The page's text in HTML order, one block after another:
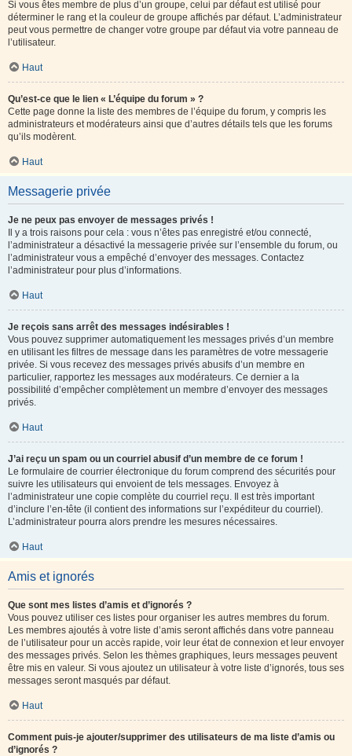
Si vous êtes membre de plus d’un groupe, celui par défaut est utilisé pour
déterminer le rang et la couleur de groupe affichés par défaut. L’administrateur
peut vous permettre de changer votre groupe par défaut via votre panneau de
l’utilisateur.
Haut
Qu’est-ce que le lien « L’équipe du forum » ?
Cette page donne la liste des membres de l’équipe du forum, y compris les
administrateurs et modérateurs ainsi que d’autres détails tels que les forums
qu’ils modèrent.
Haut
Messagerie privée
Je ne peux pas envoyer de messages privés !
Il y a trois raisons pour cela : vous n’êtes pas enregistré et/ou connecté,
l’administrateur a désactivé la messagerie privée sur l’ensemble du forum, ou
l’administrateur vous a empêché d’envoyer des messages. Contactez
l’administrateur pour plus d’informations.
Haut
Je reçois sans arrêt des messages indésirables !
Vous pouvez supprimer automatiquement les messages privés d’un membre
en utilisant les filtres de message dans les paramètres de votre messagerie
privée. Si vous recevez des messages privés abusifs d’un membre en
particulier, rapportez les messages aux modérateurs. Ce dernier a la
possibilité d’empêcher complètement un membre d’envoyer des messages
privés.
Haut
J’ai reçu un spam ou un courriel abusif d’un membre de ce forum !
Le formulaire de courrier électronique du forum comprend des sécurités pour
suivre les utilisateurs qui envoient de tels messages. Envoyez à
l’administrateur une copie complète du courriel reçu. Il est très important
d’inclure l’en-tête (il contient des informations sur l’expéditeur du courriel).
L’administrateur pourra alors prendre les mesures nécessaires.
Haut
Amis et ignorés
Que sont mes listes d’amis et d’ignorés ?
Vous pouvez utiliser ces listes pour organiser les autres membres du forum.
Les membres ajoutés à votre liste d’amis seront affichés dans votre panneau
de l’utilisateur pour un accès rapide, voir leur état de connexion et leur envoyer
des messages privés. Selon les thèmes graphiques, leurs messages peuvent
être mis en valeur. Si vous ajoutez un utilisateur à votre liste d’ignorés, tous ses
messages seront masqués par défaut.
Haut
Comment puis-je ajouter/supprimer des utilisateurs de ma liste d’amis ou
d’ignorés ?